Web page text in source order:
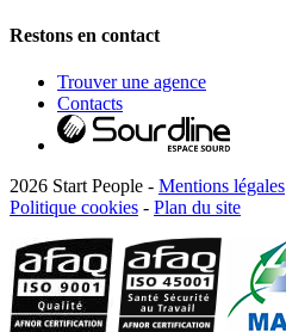
Restons en contact
Trouver une agence
Contacts
2026 Start People - Mentions légales
Politique cookies - Plan du site